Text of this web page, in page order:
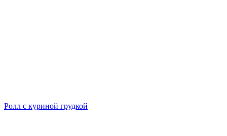
Ролл с куриной грудкой